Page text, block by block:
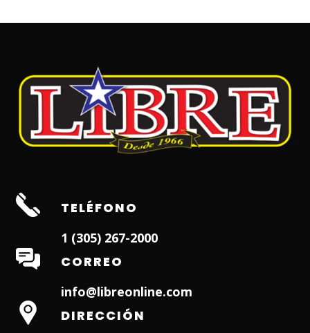
TELÉFONO
1 (305) 267-2000
CORREO
info@libreonline.com
DIRECCIÓN